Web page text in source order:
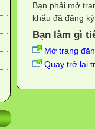
Bạn phải mở
khẩu đã đăng
Bạn làm gì
Mở trang
Quay trở lại